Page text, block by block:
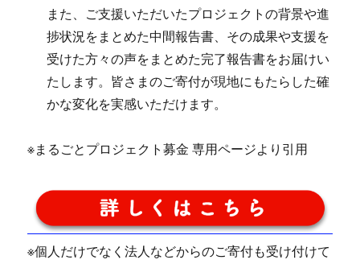
また、ご支援いただいたプロジェクトの背景や進
捗状況をまとめた中間報告書、その成果や支援を
受けた方々の声をまとめた完了報告書をお届けい
たします。皆さまのご寄付が現地にもたらした確
かな変化を実感いただけます。
※まるごとプロジェクト募金 専用ページより引用
※個人だけでなく法人などからのご寄付も受け付けて